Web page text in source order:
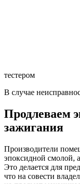
тестером
В случае
Продлеваем
зажигания
Производители
эпоксидной смолой,
Это делается для
что на совести